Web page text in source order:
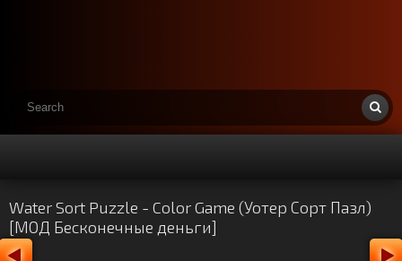
Water Sort Puzzle - Color Game (Уотер Сорт Пазл)
[МОД Бесконечные деньги]